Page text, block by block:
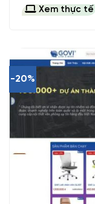
Xem thực tế
-20%